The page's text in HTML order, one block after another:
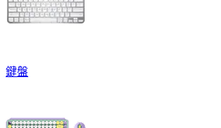
鍵盤